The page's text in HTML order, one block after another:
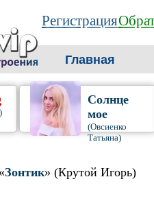
Регистрация
Главная
Солнце
мое
(Овсиенко
Татьяна)
Зонтик» (Крутой Игорь)